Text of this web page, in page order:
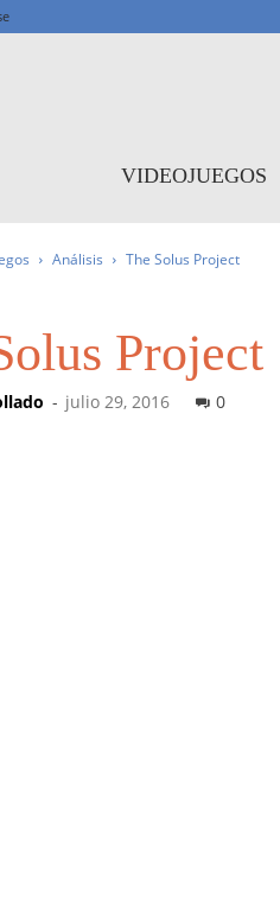
VIDEOJUEGOS
Análisis The Solus Project
Project
- julio 29, 2016 0